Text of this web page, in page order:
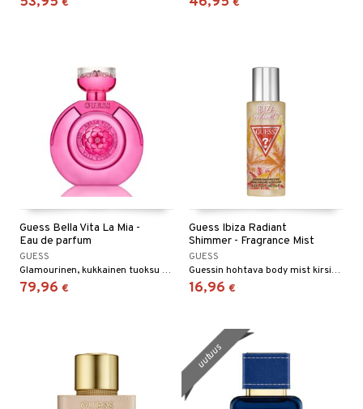
€ €
Guess Bella Vita La Mia -
Eau de parfum
GUESS
Glamourinen, kukkainen tuoksu Guessilta
79,96 €
Guess Ibiza Radiant
Shimmer - Fragrance Mist
GUESS
Guessin hohtava body mist kirsikan, jasmiinin ja vaniljan tuoksulla
16,96 €
uutuus